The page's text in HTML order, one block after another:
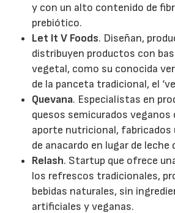
y con un alto contenido de
prebiótico.
Let It V Foods. Diseñan,
distribuyen productos con
vegetal, como su conocida
de la panceta tradicional, el
Quevana. Especialistas en
quesos semicurados veganos
aporte nutricional, fabricados
de anacardo en lugar de leche
Relash. Startup que ofrece
los refrescos tradicionales,
bebidas naturales, sin
artificiales y veganas.